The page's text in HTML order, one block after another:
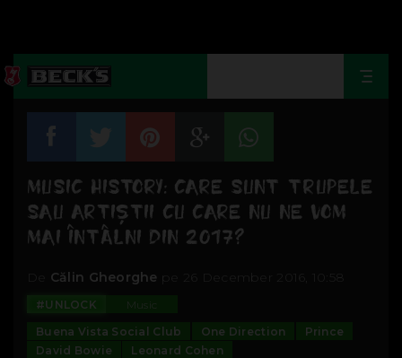
MUSIC HISTORY: CARE SUNT TRUPELE
SAU ARTIȘTII CU CARE NU NE VOM
MAI ÎNTÂLNI DIN 2017?
Călin Gheorghe pe 26 December 2016, 10:58
#UNLOCK
Music
Buena Vista Social Club
One Direction
Prince
David Bowie
Leonard Cohen